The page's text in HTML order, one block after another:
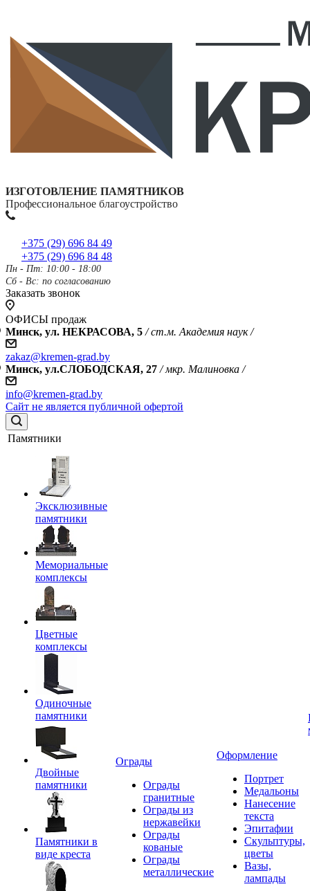
ИЗГОТОВЛЕНИЕ ПАМЯТНИКОВ
Профессиональное благоустройство
+375 (29) 696 84 49
+375 (29) 696 84 48
Пн - Пт: 10:00 - 18:00
Сб - Вс: по согласованию
Заказать звонок
ОФИСЫ продаж
Минск, ул. НЕКРАСОВА, 5 / ст.м. Академия наук /
zakaz@kremen-grad.by
Минск, ул.СЛОБОДСКАЯ, 27 / мкр. Малиновка /
info@kremen-grad.by
Сайт не является публичной офертой
Памятники
Эксклюзивные
памятники
Мемориальные
комплексы
Цветные
комплексы
Одиночные
памятники
Двойные
памятники
Памятники в
виде креста
Ограды
Ограды
гранитные
Ограды из
нержавейки
Ограды
кованые
Ограды
металлические
Оформление
Портрет
Медальоны
Нанесение
текста
Эпитафии
Скульптуры,
цветы
Вазы,
лампады